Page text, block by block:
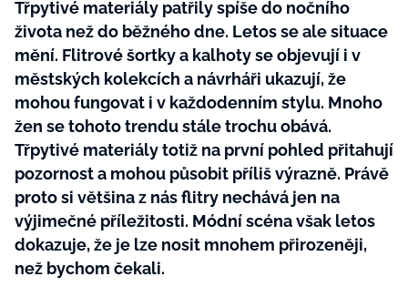
Třpytivé materiály patřily spíše do nočního
života než do běžného dne. Letos se ale situace
mění. Flitrové šortky a kalhoty se objevují i v
městských kolekcích a návrháři ukazují, že
mohou fungovat i v každodenním stylu. Mnoho
žen se tohoto trendu stále trochu obává.
Třpytivé materiály totiž na první pohled přitahují
pozornost a mohou působit příliš výrazně. Právě
proto si většina z nás flitry nechává jen na
výjimečné příležitosti. Módní scéna však letos
dokazuje, že je lze nosit mnohem přirozeněji,
než bychom čekali.